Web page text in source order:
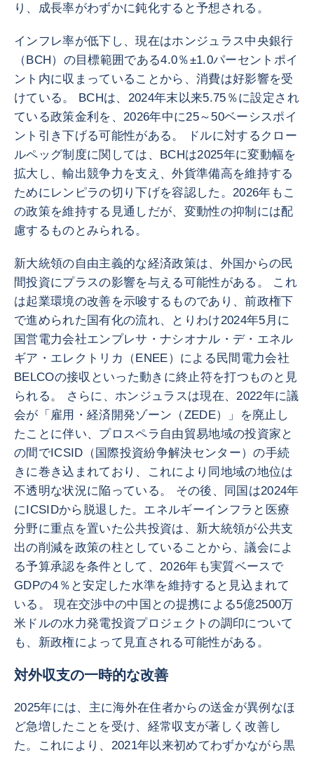
り、成長率がわずかに鈍化すると予想される。
インフレ率が低下し、現在はホンジュラス中央銀行
（BCH）の目標範囲である4.0％±1.0パーセントポイ
ント内に収まっていることから、消費は好影響を受
けている。 BCHは、2024年末以来5.75％に設定され
ている政策金利を、2026年中に25～50ベーシスポイ
ント引き下げる可能性がある。 ドルに対するクロー
ルペッグ制度に関しては、BCHは2025年に変動幅を
拡大し、輸出競争力を支え、外貨準備高を維持する
ためにレンピラの切り下げを容認した。2026年もこ
の政策を維持する見通しだが、変動性の抑制には配
慮するものとみられる。
新大統領の自由主義的な経済政策は、外国からの民
間投資にプラスの影響を与える可能性がある。 これ
は起業環境の改善を示唆するものであり、前政権下
で進められた国有化の流れ、とりわけ2024年5月に
国営電力会社エンプレサ・ナシオナル・デ・エネル
ギア・エレクトリカ（ENEE）による民間電力会社
BELCOの接収といった動きに終止符を打つものと見
られる。 さらに、ホンジュラスは現在、2022年に議
会が「雇用・経済開発ゾーン（ZEDE）」を廃止し
たことに伴い、プロスペラ自由貿易地域の投資家と
の間でICSID（国際投資紛争解決センター）の手続
きに巻き込まれており、これにより同地域の地位は
不透明な状況に陥っている。 その後、同国は2024年
にICSIDから脱退した。エネルギーインフラと医療
分野に重点を置いた公共投資は、新大統領が公共支
出の削減を政策の柱としていることから、議会によ
る予算承認を条件として、2026年も実質ベースで
GDPの4％と安定した水準を維持すると見込まれて
いる。 現在交渉中の中国との提携による5億2500万
米ドルの水力発電投資プロジェクトの調印について
も、新政権によって見直される可能性がある。
対外収支の一時的な改善
2025年には、主に海外在住者からの送金が異例なほ
ど急増したことを受け、経常収支が著しく改善し
た。これにより、2021年以来初めてわずかながら黒